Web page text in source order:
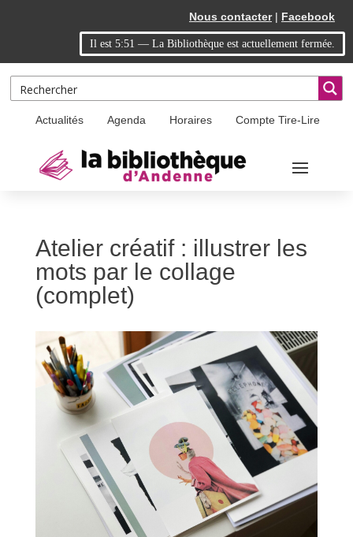
navigation
Nous contacter| Facebook
Il est 5:51 — La Bibliothèque est actuellement fermée.
Actualités Agenda Horaires Compte Tire-Lire
Atelier créatif : illustrer les
mots par le collage
(complet)